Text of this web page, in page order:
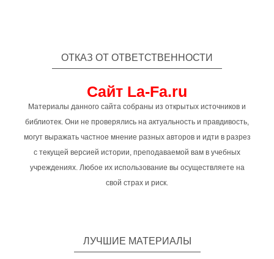
ОТКАЗ ОТ ОТВЕТСТВЕННОСТИ
Сайт La-Fa.ru
Материалы данного сайта собраны из открытых источников и
библиотек. Они не проверялись на актуальность и правдивость,
могут выражать частное мнение разных авторов и идти в разрез
с текущей версией истории, преподаваемой вам в учебных
учреждениях. Любое их использование вы осуществляете на
свой страх и риск.
ЛУЧШИЕ МАТЕРИАЛЫ